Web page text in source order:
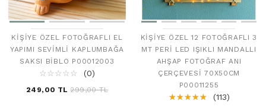
KIŞIYE ÖZEL FOTOĞRAFLI EL
YAPIMI SEVIMLI KAPLUMBAĞA
SAKSI BIBLO P00012003
☆ ☆ ☆ ☆ ☆
★ ★ ★ ★ ★ (0)
249,00 TL 299,00 TL
KIŞIYE ÖZEL 12 FOTOĞRAFLI 3
MT PERI LED IŞIKLI MANDALLI
AHŞAP FOTOĞRAF ANI
ÇERÇEVESI 70X50CM
P00011255
☆☆☆☆☆
★★★★★ (113)